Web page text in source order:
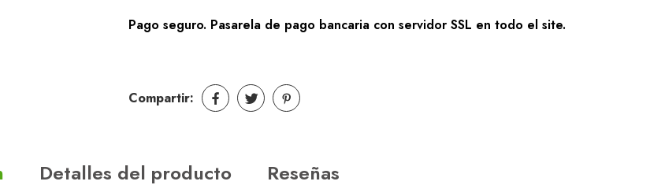
Pago seguro. Pasarela de pago bancaria con servidor SSL en todo el site.
Compartir:
Detalles del producto Reseñas